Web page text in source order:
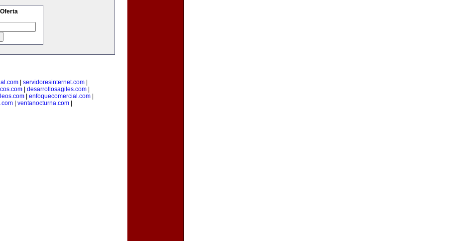
| servidoresinternet.com|
| desarrollosagiles.com|
enfoquecomercial.com
ventanocturna.com